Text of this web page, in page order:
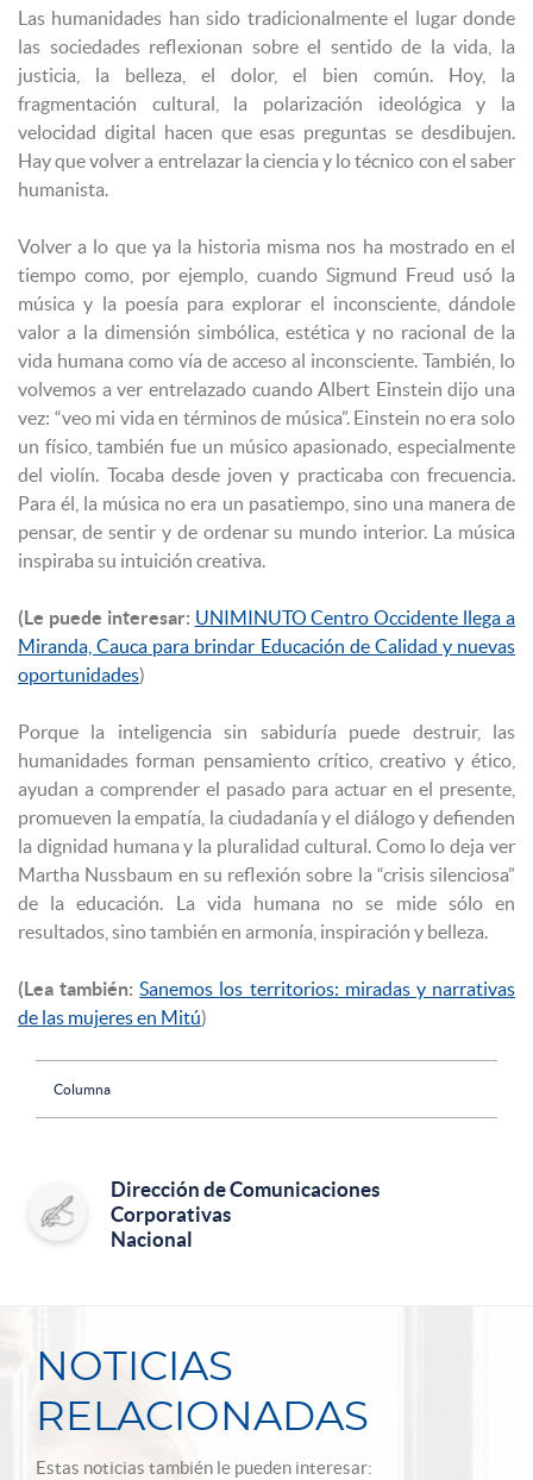
Las humanidades han sido tradicionalmente el lugar donde
las sociedades reflexionan sobre el sentido de la vida, la
justicia, la belleza, el dolor, el bien común. Hoy, la
fragmentación cultural, la polarización ideológica y la
velocidad digital hacen que esas preguntas se desdibujen.
Hay que volver a entrelazar la ciencia y lo técnico con el saber
humanista.
Volver a lo que ya la historia misma nos ha mostrado en el
tiempo como, por ejemplo, cuando Sigmund Freud usó la
música y la poesía para explorar el inconsciente, dándole
valor a la dimensión simbólica, estética y no racional de la
vida humana como vía de acceso al inconsciente. También, lo
volvemos a ver entrelazado cuando Albert Einstein dijo una
vez: “veo mi vida en términos de música”. Einstein no era solo
un físico, también fue un músico apasionado, especialmente
del violín. Tocaba desde joven y practicaba con frecuencia.
Para él, la música no era un pasatiempo, sino una manera de
pensar, de sentir y de ordenar su mundo interior. La música
inspiraba su intuición creativa.
(Le puede interesar: UNIMINUTO Centro Occidente llega a
Miranda, Cauca para brindar Educación de Calidad y nuevas
oportunidades)
Porque la inteligencia sin sabiduría puede destruir, las
humanidades forman pensamiento crítico, creativo y ético,
ayudan a comprender el pasado para actuar en el presente,
promueven la empatía, la ciudadanía y el diálogo y defienden
la dignidad humana y la pluralidad cultural. Como lo deja ver
Martha Nussbaum en su reflexión sobre la “crisis silenciosa”
de la educación. La vida humana no se mide sólo en
resultados, sino también en armonía, inspiración y belleza.
(Lea también: Sanemos los territorios: miradas y narrativas
de las mujeres en Mitú)
Columna
Dirección de Comunicaciones
Corporativas
Nacional
NOTICIAS
RELACIONADAS
Estas noticias también le pueden interesar: